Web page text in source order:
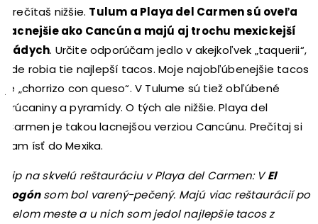
prečítaš nižšie. Tulum a Playa del Carmen sú oveľa
lacnejšie ako Cancún a majú aj trochu mexickejší
nádych. Určite odporúčam jedlo v akejkoľvek „taquerii“,
kde robia tie najlepší tacos. Moje najobľúbenejšie tacos
je „chorrizo con queso“. V Tulume sú tiež obľúbené
zrúcaniny a pyramídy. O tých ale nižšie. Playa del
Carmen je takou lacnejšou verziou Cancúnu. Prečítaj si
kam ísť do Mexika.
Tip na skvelú reštauráciu v Playa del Carmen: VEl
Fogónsom bol varený-pečený. Majú viac reštaurácií po
celom meste a u nich som jedol najlepšie tacos z